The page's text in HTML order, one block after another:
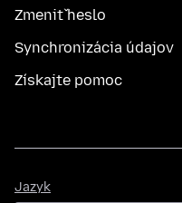
Zmeniť heslo
Synchronizácia údajov
Získajte pomoc
Jazyk